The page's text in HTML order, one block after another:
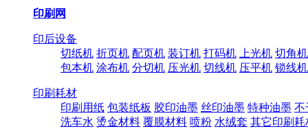
印刷网
印后设备
切纸机 折页机 配页机 装订机 打码机 上光机 切角机
包本机 涂布机 分切机 压光机 切线机 压平机 锁线机
印刷耗材
印刷用纸 包装纸板 胶印油墨 丝印油墨 特种油墨 不
洗车水 烫金材料 覆膜材料 喷粉 水绒套 其它印刷耗